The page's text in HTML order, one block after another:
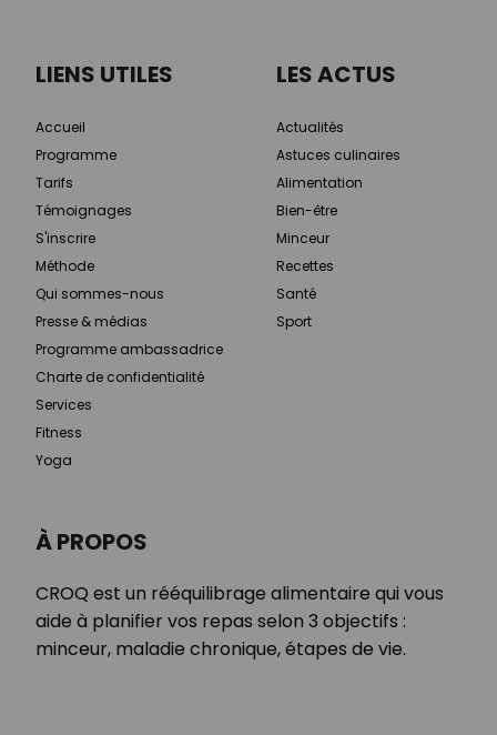
À PROPOS
CROQ est un rééquilibrage alimentaire qui vous
aide à planifier vos repas selon 3 objectifs :
minceur, maladie chronique, étapes de vie.
LIENS UTILES
Accueil
Programme
Tarifs
Témoignages
S'inscrire
Méthode
Qui sommes-nous
Presse & médias
Programme ambassadrice
Charte de confidentialité
Services
Fitness
Yoga
LES ACTUS
Actualités
Astuces culinaires
Alimentation
Bien-être
Minceur
Recettes
Santé
Sport